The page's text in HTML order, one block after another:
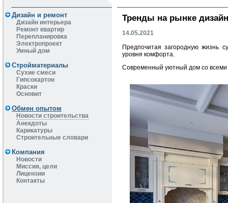
Дизайн и ремонт
Дизайн интерьера
Ремонт квартир
Перепланировка
Электропроект
Умный дом
Стройматериалы
Сухие смеси
Гипсокартон
Краски
Основит
Обмен опытом
Новости строительства
Анекдоты
Карикатуры
Строительные словари
Компания
Новости
Миссия, цели
Лицензии
Контакты
Тренды на рынке
14.05.2021
Предпочитая загородную жизнь
уровня комфорта.
Современный уютный дом со всеми